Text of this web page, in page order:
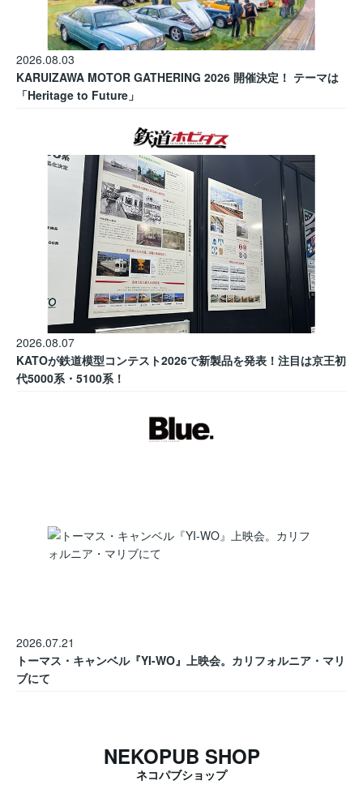
2026.08.03
KARUIZAWA MOTOR GATHERING 2026 開催決定！ テーマは
「Heritage to Future」
2026.08.07
KATOが鉄道模型コンテスト2026で新製品を発表！注目は京王初
代5000系・5100系！
2026.07.21
トーマス・キャンベル『YI-WO』上映会。カリフォルニア・マリ
ブにて
NEKOPUB SHOP
ネコパブショップ